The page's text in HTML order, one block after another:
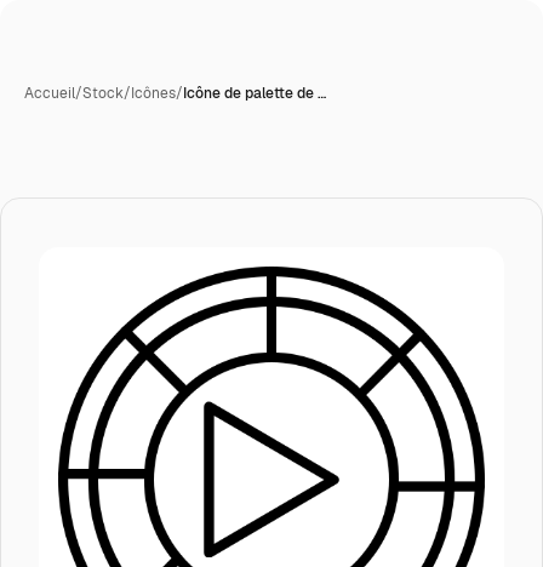
Accueil/Stock/Icônes/Icône de palette de …